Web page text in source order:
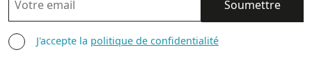
AGREE TERMS
J'accepte la politique de confidentialité